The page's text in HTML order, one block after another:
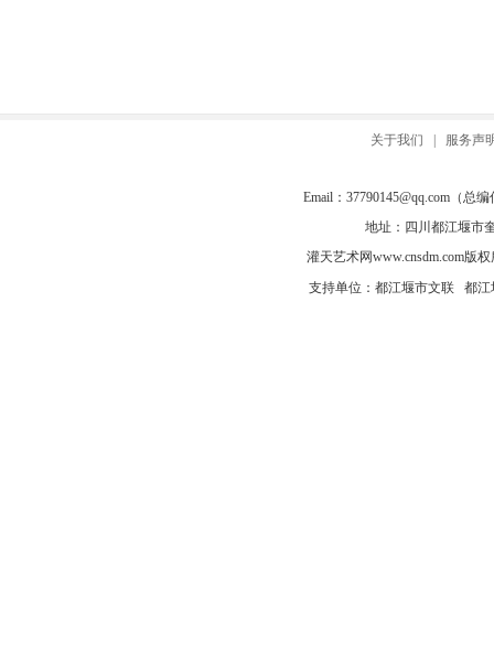
关于我们 服务声
Email： 37790145@qq.com（总编
地址：四川都江堰市
灌天艺术网www.cnsdm.com版权
支持单位：都江堰市文联 都